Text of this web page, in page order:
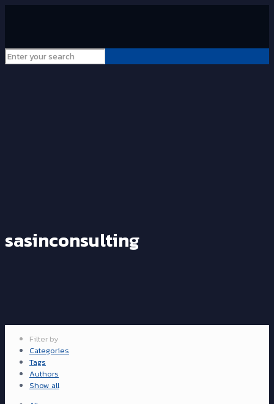
sasinconsulting
Filter by
Categories
Tags
Authors
Show all